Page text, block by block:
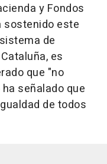
y Fondos
sostenido este
de
es
que "no
señalado que
de todos